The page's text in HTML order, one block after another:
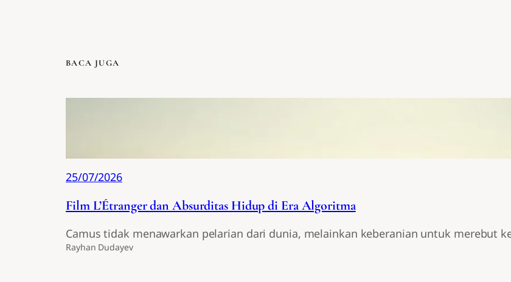
BACA JUGA
25/07/2026
Film L’Étranger dan Absurditas Hidup di Era Algoritma
Camus tidak menawarkan pelarian dari dunia, melainkan keberanian untuk merebut
Rayhan Dudayev